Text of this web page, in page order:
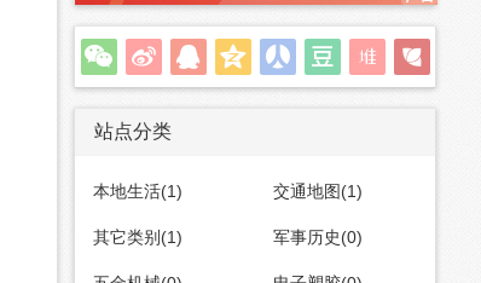
站点分类
本地生活(1) 交通地图(1)
其它类别(1) 军事历史(0)